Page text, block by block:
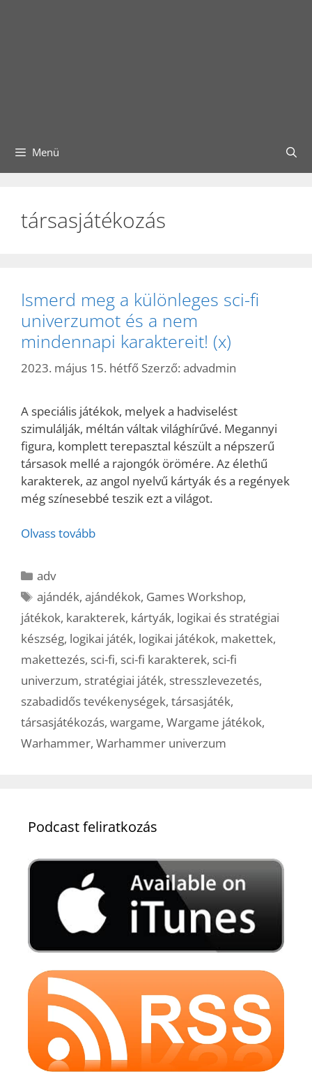
Menü
társasjátékozás
Ismerd meg a különleges sci-fi
univerzumot és a nem
mindennapi karaktereit! (x)
2023. május 15. hétfő Szerző: advadmin
A speciális játékok, melyek a hadviselést
szimulálják, méltán váltak világhírűvé. Megannyi
figura, komplett terepasztal készült a népszerű
társasok mellé a rajongók örömére. Az élethű
karakterek, az angol nyelvű kártyák és a regények
még színesebbé teszik ezt a világot.
Olvass tovább
Kategória
adv
Címkék
ajándék,ajándékok, Games Workshop,
játékok, karakterek, kártyák, logikai és stratégiai
készség, logikai játék, logikai játékok, makettek,
makettezés, sci-fi, sci-fi karakterek, sci-fi
univerzum, stratégiai játék, stresszlevezetés,
szabadidős tevékenységek, társasjáték,
társasjátékozás, wargame, Wargame játékok,
Warhammer, Warhammer univerzum
Podcast feliratkozás